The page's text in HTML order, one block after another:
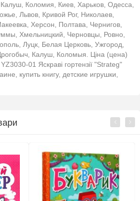
Калуш, Коломия, Киев, Харьков, Одесса,
Львов, Кривой Рог, Николаев,
Херсон, Полтава, Чернигов,
Хмельницкий, Черновцы, Ровно,
Луцк, Белая Церковь, Ужгород,
Калуш, Коломыя. Ціна (цена)
01 Яскраві гортензії "Strateg"
купить книгу, детские игрушки,